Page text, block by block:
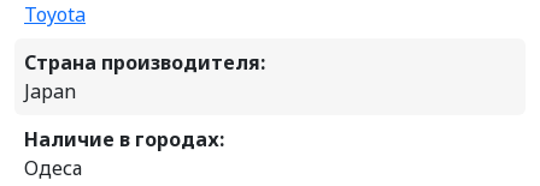
Toyota
Страна производителя:
Japan
Наличие в городах:
Одеса